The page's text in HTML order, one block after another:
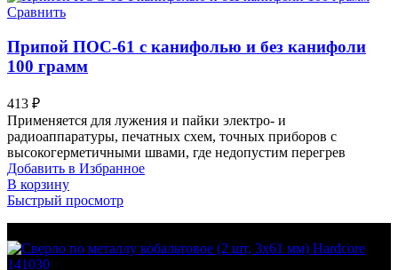
Сравнить
Припой ПОС-61 с канифолью и без канифоли
100 грамм
413 ₽
Применяется для лужения и пайки электро- и
радиоаппаратуры, печатных схем, точных приборов с
высокогерметичными швами, где недопустим перегрев
Добавить в Избранное
В корзину
Быстрый просмотр